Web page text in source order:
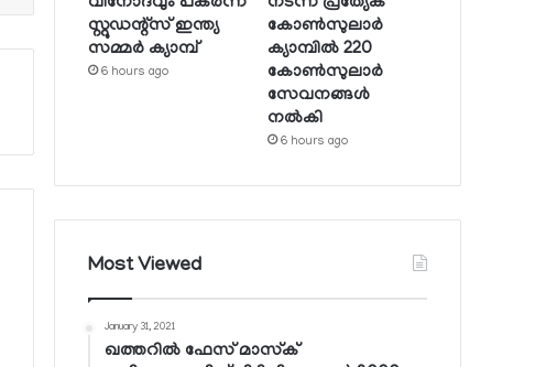
സ്റ്റുഡന്റ്‌സ് ഇന്ത്യ
സമ്മര്‍ ക്യാമ്പ്
6 hours ago
കോണ്‍സുലാര്‍
ക്യാമ്പില്‍ 220
കോണ്‍സുലാര്‍
സേവനങ്ങള്‍
നല്‍കി
6 hours ago
Most Viewed
January 31, 2021
ഖത്തറില്‍ ഫേസ് മാസ്‌ക്